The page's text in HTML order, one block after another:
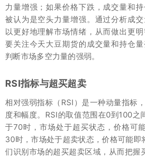
力量增强；如果价格下跌，成交量和
被认为是空头力量增强。通过分析成
以更好地理解市场情绪，从而做出更
要关注今天大豆期货的成交量和持仓
判断市场多空力量的强弱。
RSI指标与超买超卖
相对强弱指标（RSI）是一种动量指标
度和幅度。RSI的取值范围在0到100之
于70时，市场处于超买状态，价格可
30时，市场处于超卖状态，价格可能即
们识别市场的超买超卖区域，从而把握